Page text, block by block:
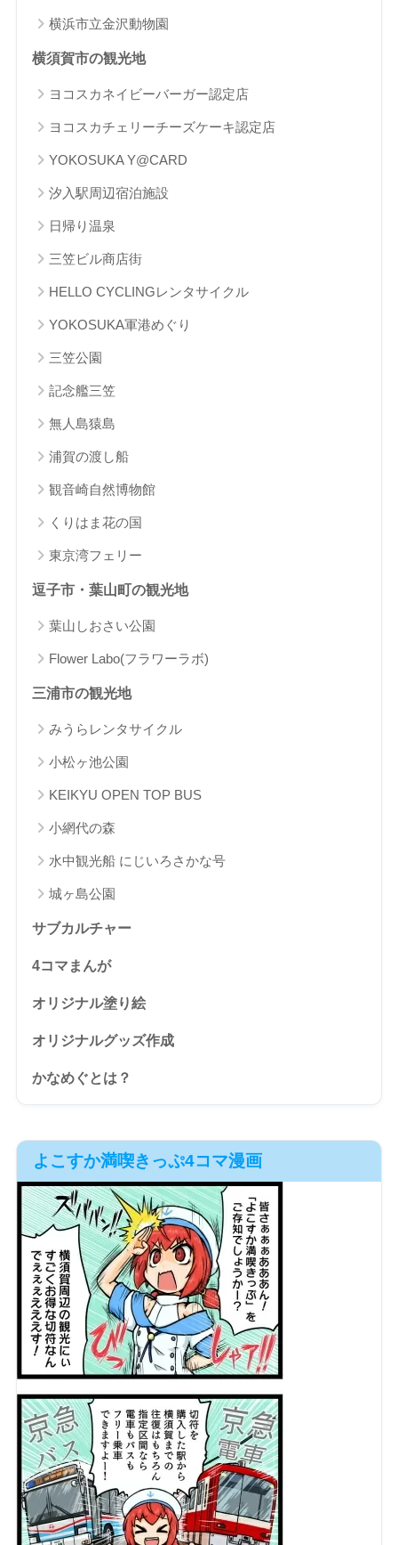
横浜市立金沢動物園
横須賀市の観光地
ヨコスカネイビーバーガー認定店
ヨコスカチェリーチーズケーキ認定店
YOKOSUKA Y@CARD
汐入駅周辺宿泊施設
日帰り温泉
三笠ビル商店街
HELLO CYCLINGレンタサイクル
YOKOSUKA軍港めぐり
三笠公園
記念艦三笠
無人島猿島
浦賀の渡し船
観音崎自然博物館
くりはま花の国
東京湾フェリー
逗子市・葉山町の観光地
葉山しおさい公園
Flower Labo(フラワーラボ)
三浦市の観光地
みうらレンタサイクル
小松ヶ池公園
KEIKYU OPEN TOP BUS
小網代の森
水中観光船 にじいろさかな号
城ヶ島公園
サブカルチャー
4コマまんが
オリジナル塗り絵
オリジナルグッズ作成
かなめぐとは？
よこすか満喫きっぷ4コマ漫画